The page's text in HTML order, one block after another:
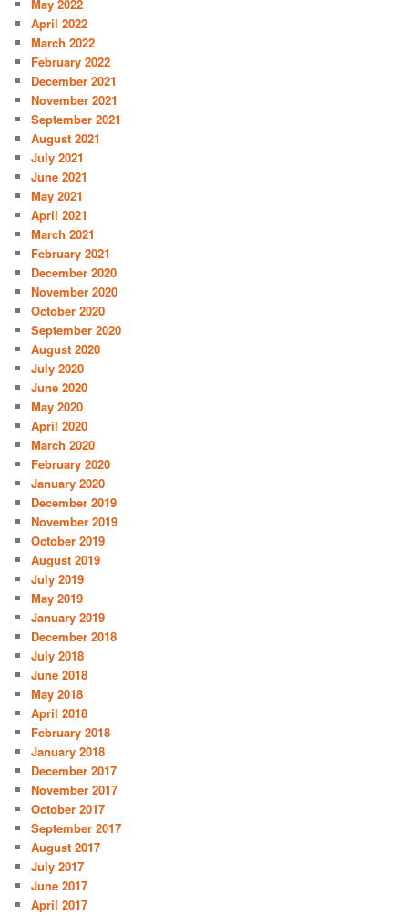
May 2022
April 2022
March 2022
February 2022
December 2021
November 2021
September 2021
August 2021
July 2021
June 2021
May 2021
April 2021
March 2021
February 2021
December 2020
November 2020
October 2020
September 2020
August 2020
July 2020
June 2020
May 2020
April 2020
March 2020
February 2020
January 2020
December 2019
November 2019
October 2019
August 2019
July 2019
May 2019
January 2019
December 2018
July 2018
June 2018
May 2018
April 2018
February 2018
January 2018
December 2017
November 2017
October 2017
September 2017
August 2017
July 2017
June 2017
April 2017